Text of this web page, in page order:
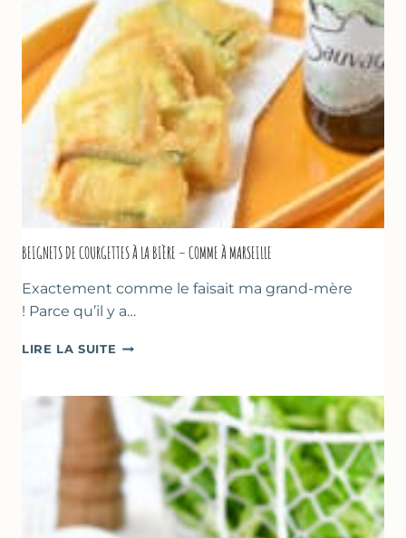
GREC
–
SANS
SORBETIÈRE
BEIGNETS DE COURGETTES À LA BIÈRE – COMME À MARSEILLE
Exactement comme le faisait ma grand-mère
! Parce qu’il y a…
LIRE LA SUITE BEIGNETS
LA
BIÈRE
–
COMME
À
MARSEILLE